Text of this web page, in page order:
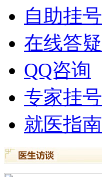
自助挂号
在线答疑
QQ咨询
专家挂号
就医指南